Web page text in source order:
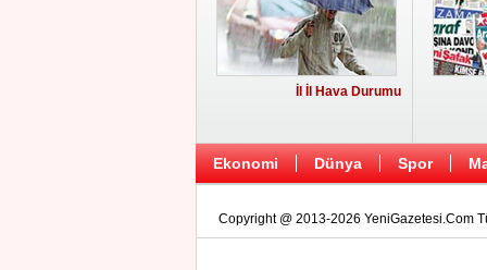
İl İl Hava Durumu
Ekonomi Dünya Spor
Copyright @ 2013-2026 YeniGazetesi.Com